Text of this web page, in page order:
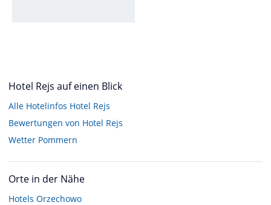
Hotel Rejs auf einen Blick
Alle Hotelinfos Hotel Rejs
Bewertungen von Hotel Rejs
Wetter Pommern
Orte in der Nähe
Hotels Orzechowo